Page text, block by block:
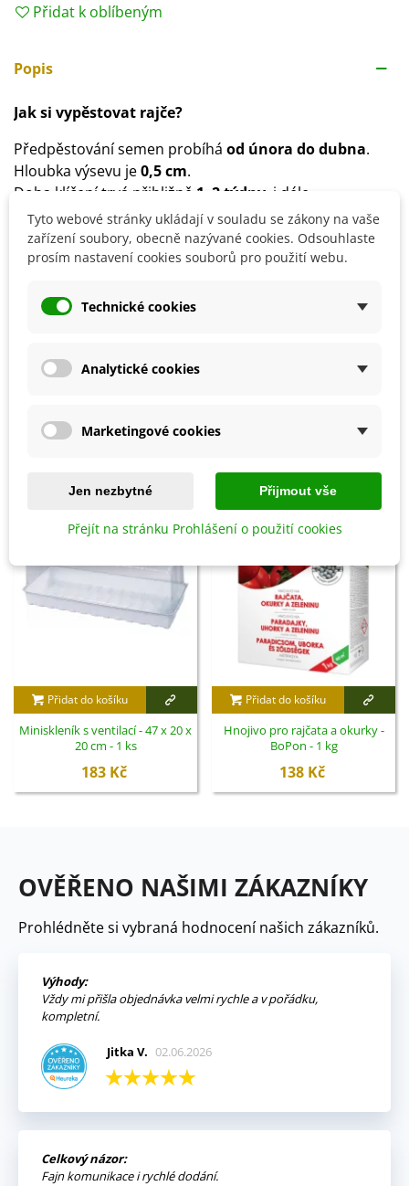
Přidat k oblíbeným
Popis
Jak si vypěstovat rajče?
Předpěstování semen probíhá od února do dubna.
Hloubka výsevu je0,5 cm.
Doba klíčení trvá přibližně 1–2 týdny , i déle.
Během klíčení udržujte vyšší teplotu.
Od poloviny května lze rostliny přemístit ven do
sponu80 x 50 cm.
Vhodná půda jestředně těžká, výživná
SOUVISEJÍCÍ PRODUKTY
Přidat do košíku
Miniskleník s ventilací - 47 x 20 x
20 cm - 1 ks
183 Kč
Přidat do košíku
Hnojivo pro rajčata a okurky -
BoPon - 1 kg
138 Kč
OVĚŘENO NAŠIMI ZÁKAZNÍKY
Prohlédněte si vybraná hodnocení našich zákazníků.
Výhody:
Vždy mi přišla objednávka velmi rychle a v pořádku,
kompletní.
Jitka V. 02.06.2026
Celkový názor:
Fajn komunikace i rychlé dodání.
Tyto webové stránky ukládají v souladu se zákony na vaše
zařízení soubory, obecně nazývané cookies. Odsouhlaste
prosím nastavení cookies souborů pro použití webu.
Technické cookies
Analytické cookies
Marketingové cookies
Jen nezbytné Přijmout vše
Přejít na stránku Prohlášení o použití cookies